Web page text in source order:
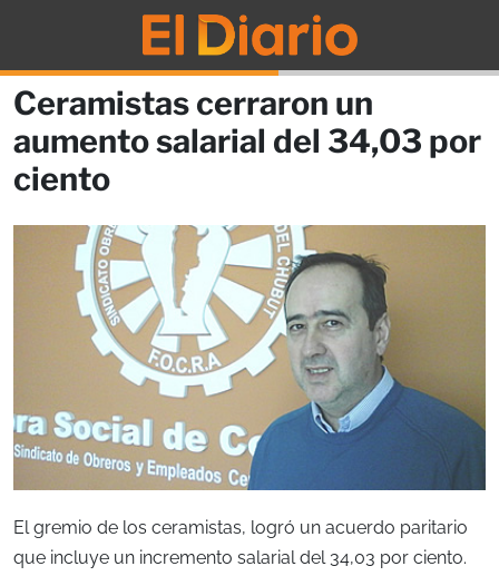
Ceramistas cerraron un
aumento salarial del 34,03 por
ciento
El gremio de los ceramistas, logró un acuerdo paritario
que incluye un incremento salarial del 34,03 por ciento.